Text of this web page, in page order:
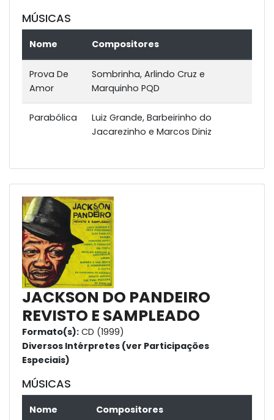
MÚSICAS
Nome Compositores
Prova De
Amor
Sombrinha, Arlindo Cruz e
Marquinho PQD
Parabólica
Luiz Grande, Barbeirinho do
Jacarezinho e Marcos Diniz
JACKSON DO PANDEIRO
REVISTO E SAMPLEADO
Formato(s): CD (1999)
Diversos Intérpretes (ver Participações
Especiais)
MÚSICAS
Nome Compositores